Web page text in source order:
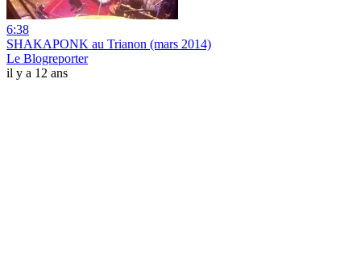
6:38
SHAKAPONK au Trianon (mars 2014)
Le Blogreporter
il y a 12 ans